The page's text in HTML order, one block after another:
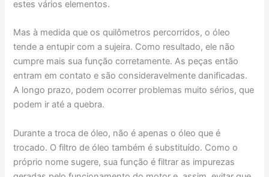
estes vários elementos.
Mas à medida que os quilômetros percorridos, o óleo
tende a entupir com a sujeira. Como resultado, ele não
cumpre mais sua função corretamente. As peças então
entram em contato e são consideravelmente danificadas.
A longo prazo, podem ocorrer problemas muito sérios, que
podem ir até a quebra.
Durante a troca de óleo, não é apenas o óleo que é
trocado. O filtro de óleo também é substituído. Como o
próprio nome sugere, sua função é filtrar as impurezas